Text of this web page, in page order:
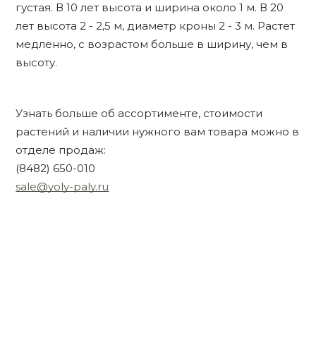
густая. В 10 лет высота и ширина около 1 м. В 20
лет высота 2 - 2,5 м, диаметр кроны 2 - 3 м. Растет
медленно, с возрастом больше в ширину, чем в
высоту.
Узнать больше об ассортименте, стоимости
растений и наличии нужного вам товара можно в
отделе продаж:
(8482) 650-010
sale@yoly-paly.ru